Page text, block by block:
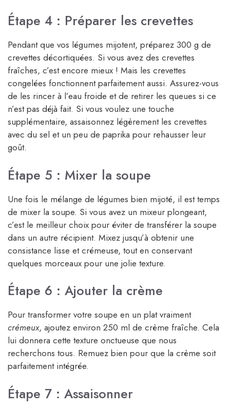
Étape 4 : Préparer les crevettes
Pendant que vos légumes mijotent, préparez 300 g de
crevettes décortiquées. Si vous avez des crevettes
fraîches, c’est encore mieux ! Mais les crevettes
congelées fonctionnent parfaitement aussi. Assurez-vous
de les rincer à l’eau froide et de retirer les queues si ce
n’est pas déjà fait. Si vous voulez une touche
supplémentaire, assaisonnez légèrement les crevettes
avec du sel et un peu de paprika pour rehausser leur
goût.
Étape 5 : Mixer la soupe
Une fois le mélange de légumes bien mijoté, il est temps
de mixer la soupe. Si vous avez un mixeur plongeant,
c’est le meilleur choix pour éviter de transférer la soupe
dans un autre récipient. Mixez jusqu’à obtenir une
consistance lisse et crémeuse, tout en conservant
quelques morceaux pour une jolie texture.
Étape 6 : Ajouter la crème
Pour transformer votre soupe en un plat vraiment
crémeux, ajoutez environ 250 ml de crème fraîche. Cela
lui donnera cette texture onctueuse que nous
recherchons tous. Remuez bien pour que la crème soit
parfaitement intégrée.
Étape 7 : Assaisonner